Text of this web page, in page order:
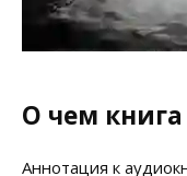
О чем книга
Аннотация к